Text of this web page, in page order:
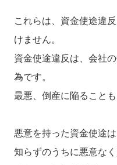
これらは、資金使途違
けません。
資金使途違反は、会社
為です。
最悪、倒産に陥ることも
悪意を持った資金使途
知らずのうちに悪意な